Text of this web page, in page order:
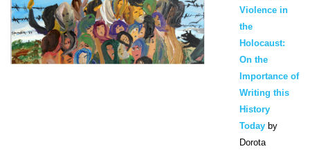
Violence in
the
Holocaust:
On the
Importance of
Writing this
History
Today by
Dorota